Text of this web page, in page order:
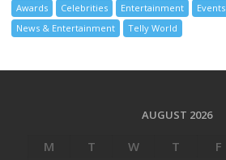
Awards Celebrities Entertainment Events
News & Entertainment
Telly World
AUGUST 2026
M T W T F